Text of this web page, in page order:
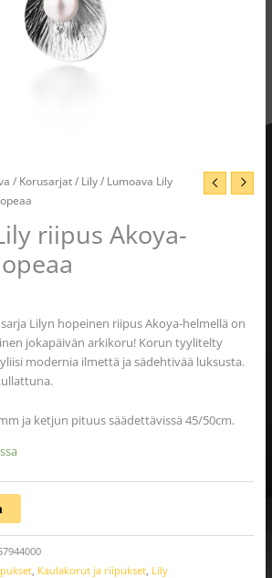
/ Korusarjat/ Lily/ Lumoava Lily
riipus Akoya-
Lilyn hopeinen riipus Akoya-helmellä on
jokapäivän arkikoru! Korun tyylitelty
modernia ilmettä ja sädehtivää luksusta.
ja ketjun pituus säädettävissä 45/50cm.
, Kaulakorut ja riipukset, Lily